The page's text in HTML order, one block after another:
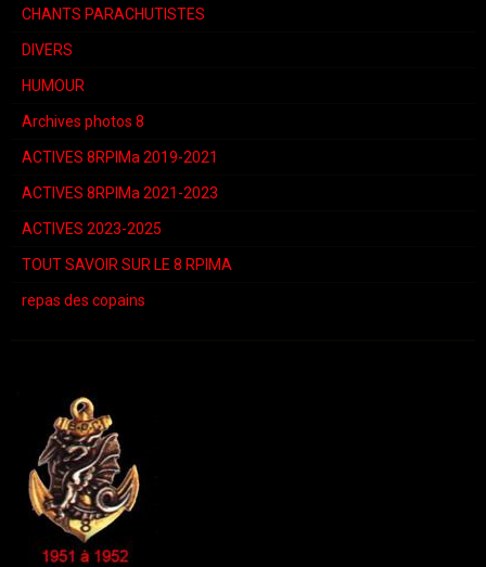
CHANTS PARACHUTISTES
DIVERS
HUMOUR
Archives photos 8
ACTIVES 8RPIMa 2019-2021
ACTIVES 8RPIMa 2021-2023
ACTIVES 2023-2025
TOUT SAVOIR SUR LE 8 RPIMA
repas des copains